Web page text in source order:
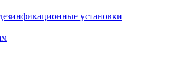
установки